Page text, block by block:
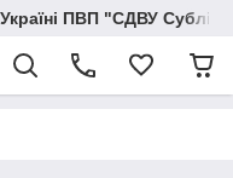
ПВП "СДВУ